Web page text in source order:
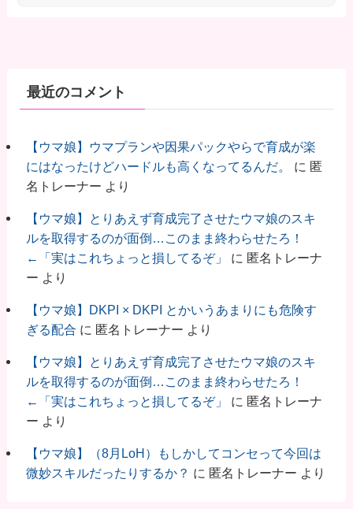
最近のコメント
【ウマ娘】ウマプランや因果パックやらで育成が楽
にはなったけどハードルも高くなってるんだ。
に 匿
名トレーナー より
【ウマ娘】とりあえず育成完了させたウマ娘のスキ
ルを取得するのが面倒…このまま終わらせたろ！
←「実はこれちょっと損してるぞ」
に 匿名トレーナ
ー より
【ウマ娘】DKPI × DKPI とかいうあまりにも危険す
ぎる配合 に 匿名トレーナー より
【ウマ娘】とりあえず育成完了させたウマ娘のスキ
ルを取得するのが面倒…このまま終わらせたろ！
←「実はこれちょっと損してるぞ」
に 匿名トレーナ
ー より
【ウマ娘】（8月LoH）もしかしてコンセって今回は
微妙スキルだったりするか？ に 匿名トレーナー より